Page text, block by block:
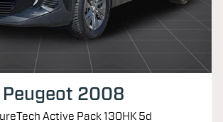
Peugeot 2008
Active Pack 130HK 5d